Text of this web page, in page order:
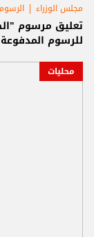
مجلس الوزراء
تعليق مرسوم
للرسوم المدفوعة
محليات